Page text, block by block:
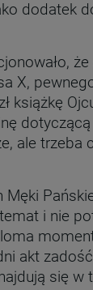
dodatek
X,
książkę
ale trzeba
Męki
i nie
akt
się